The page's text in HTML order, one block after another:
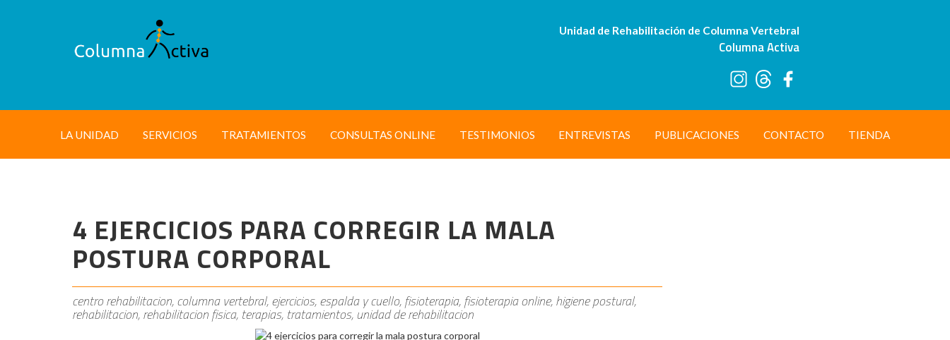
Unidad de Rehabilitación de Columna Vertebral
Columna Activa
LA UNIDAD SERVICIOS TRATAMIENTOS CONSULTAS ONLINE TESTIMONIOS ENTREVISTAS PUBLICACIONES CONTACTO TIENDA
4 EJERCICIOS PARA CORREGIR LA MALA
POSTURA CORPORAL
centro rehabilitacion, columna vertebral, ejercicios, espalda y cuello, fisioterapia, fisioterapia online, higiene postural,
rehabilitacion, rehabilitacion fisica, terapias, tratamientos, unidad de rehabilitacion